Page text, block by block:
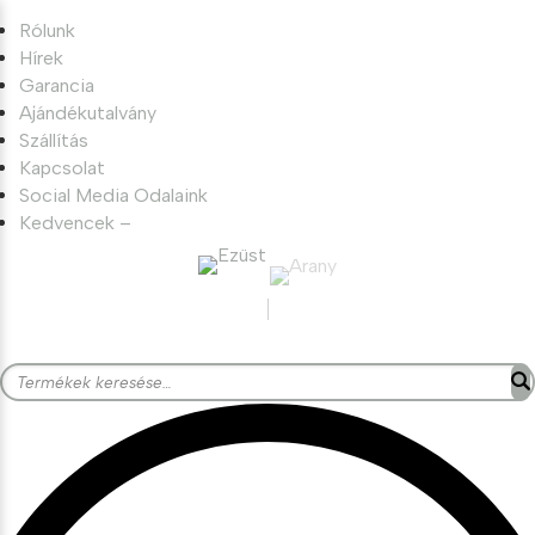
Rólunk
Hírek
Garancia
Ajándékutalvány
Szállítás
Kapcsolat
Social Media Odalaink
Kedvencek –
következőre: